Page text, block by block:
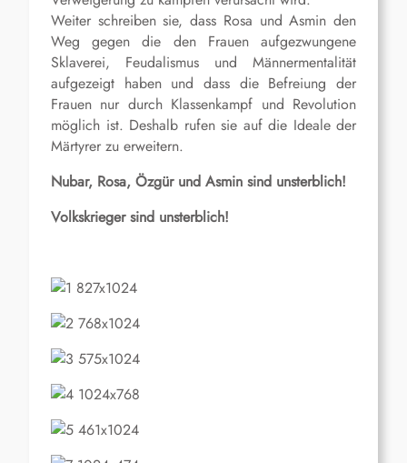
Weiter schreiben sie, dass Rosa und Asmin den
Weg gegen die den Frauen aufgezwungene
Sklaverei, Feudalismus und Männermentalität
aufgezeigt haben und dass die Befreiung der
Frauen nur durch Klassenkampf und Revolution
möglich ist. Deshalb rufen sie auf die Ideale der
Märtyrer zu erweitern.
Nubar, Rosa, Özgür und Asmin sind unsterblich!
Volkskrieger sind unsterblich!